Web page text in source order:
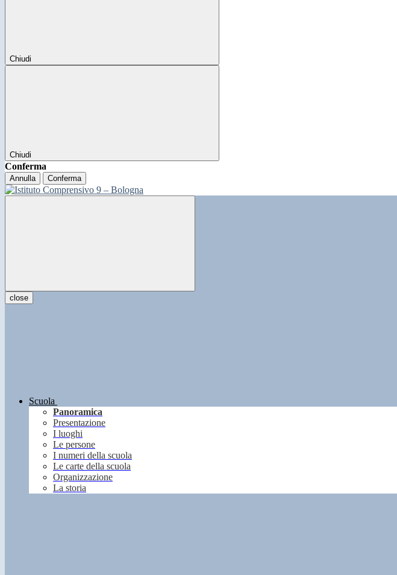
Chiudi
Chiudi
Conferma
Annulla Conferma
close
Scuola
Panoramica
Presentazione
I luoghi
Le persone
I numeri della scuola
Le carte della scuola
Organizzazione
La storia